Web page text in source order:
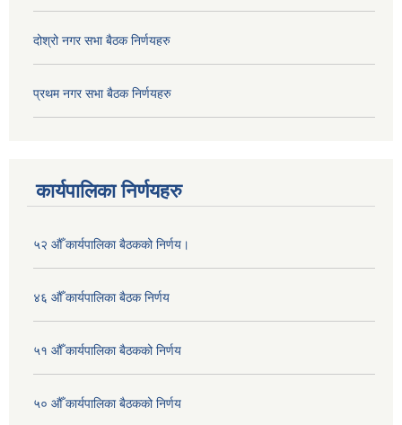
दोश्रो नगर सभा बैठक निर्णयहरु
प्रथम नगर सभा बैठक निर्णयहरु
कार्यपालिका निर्णयहरु
५२ औँ कार्यपालिका बैठकको निर्णय।
४६ औँ कार्यपालिका बैठक निर्णय
५१ औँ कार्यपालिका बैठकको निर्णय
५० औँ कार्यपालिका बैठकको निर्णय